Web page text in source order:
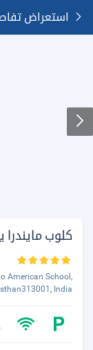
استعراض
كلوب مايندرا
American School,
India